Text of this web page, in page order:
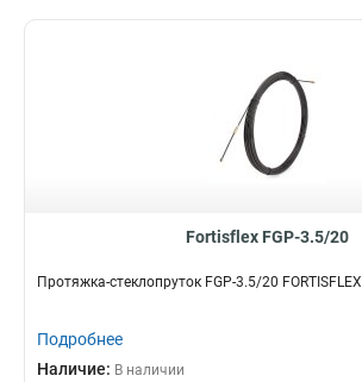
Fortisflex FGP-3.5/20
Протяжка-стеклопруток FGP-3.5/20 FORTISFLEX
Подробнее
Наличие: В наличии